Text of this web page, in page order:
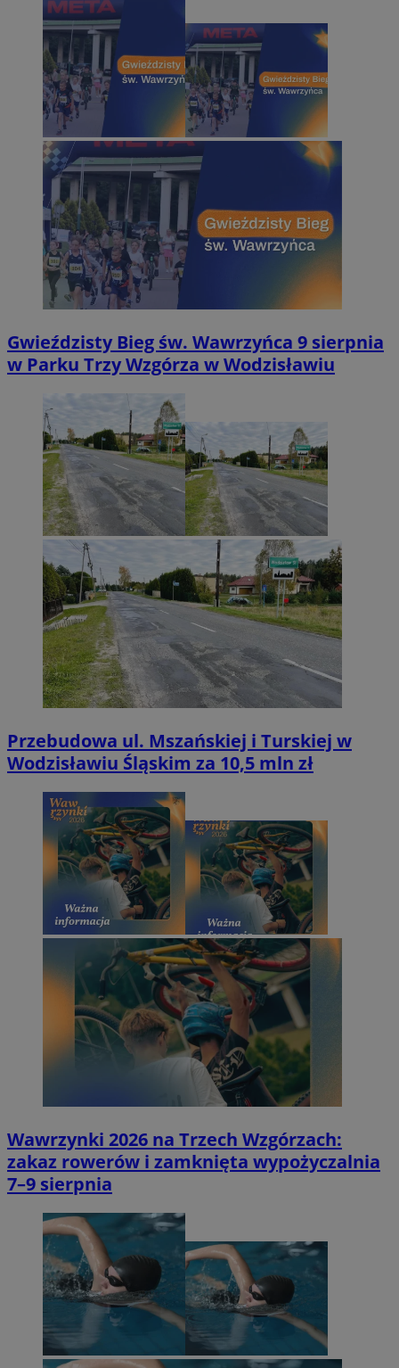
Gwieździsty Bieg św. Wawrzyńca 9 sierpnia
w Parku Trzy Wzgórza w Wodzisławiu
Przebudowa ul. Mszańskiej i Turskiej w
Wodzisławiu Śląskim za 10,5 mln zł
Wawrzynki 2026 na Trzech Wzgórzach:
zakaz rowerów i zamknięta wypożyczalnia
7–9 sierpnia